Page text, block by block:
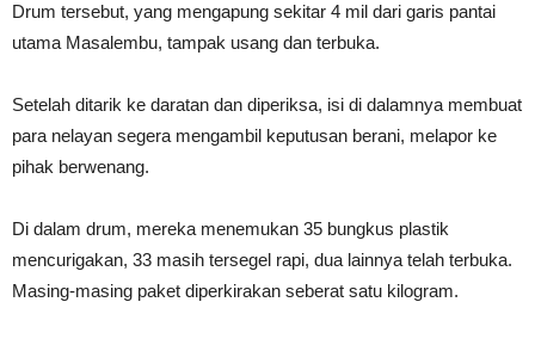
Drum tersebut, yang mengapung sekitar 4 mil dari garis pantai
utama Masalembu, tampak usang dan terbuka.
Setelah ditarik ke daratan dan diperiksa, isi di dalamnya membuat
para nelayan segera mengambil keputusan berani, melapor ke
pihak berwenang.
Di dalam drum, mereka menemukan 35 bungkus plastik
mencurigakan, 33 masih tersegel rapi, dua lainnya telah terbuka.
Masing-masing paket diperkirakan seberat satu kilogram.